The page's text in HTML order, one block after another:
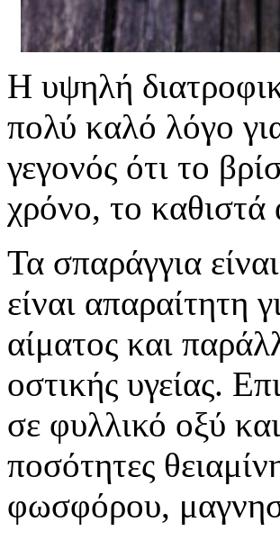
Η υψηλή
πολύ καλό λόγο
γεγονός ότι το
χρόνο, το
Τα σπαράγγια
είναι απαραίτητη
αίματος και
οστικής υγείας.
σε φυλλικό οξύ
ποσότητες
φωσφόρου,